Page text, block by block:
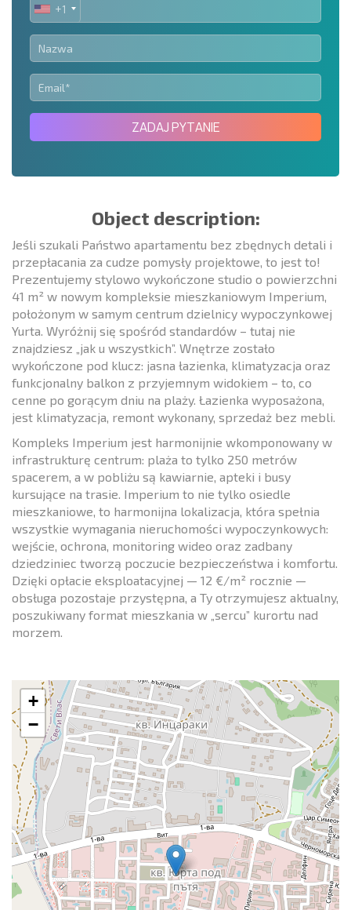
UNITED
STATES
+1
+1
ZADAJ PYTANIE
Object description:
Jeśli szukali Państwo apartamentu bez zbędnych detali i
przepłacania za cudze pomysły projektowe, to jest to!
Prezentujemy stylowo wykończone studio o powierzchni
41 m² w nowym kompleksie mieszkaniowym Imperium,
położonym w samym centrum dzielnicy wypoczynkowej
Yurta. Wyróżnij się spośród standardów – tutaj nie
znajdziesz „jak u wszystkich”. Wnętrze zostało
wykończone pod klucz: jasna łazienka, klimatyzacja oraz
funkcjonalny balkon z przyjemnym widokiem – to, co
cenne po gorącym dniu na plaży. Łazienka wyposażona,
jest klimatyzacja, remont wykonany, sprzedaż bez mebli.
Kompleks Imperium jest harmonijnie wkomponowany w
infrastrukturę centrum: plaża to tylko 250 metrów
spacerem, a w pobliżu są kawiarnie, apteki i busy
kursujące na trasie. Imperium to nie tylko osiedle
mieszkaniowe, to harmonijna lokalizacja, która spełnia
wszystkie wymagania nieruchomości wypoczynkowych:
wejście, ochrona, monitoring wideo oraz zadbany
dziedziniec tworzą poczucie bezpieczeństwa i komfortu.
Dzięki opłacie eksploatacyjnej — 12 €/m² rocznie —
obsługa pozostaje przystępna, a Ty otrzymujesz aktualny,
poszukiwany format mieszkania w „sercu” kurortu nad
morzem.
+
−